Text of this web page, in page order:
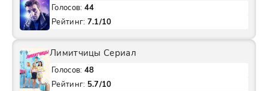
Голосов: 44
Рейтинг: 7.1/10
Лимитчицы Сериал
Голосов: 48
Рейтинг: 5.7/10